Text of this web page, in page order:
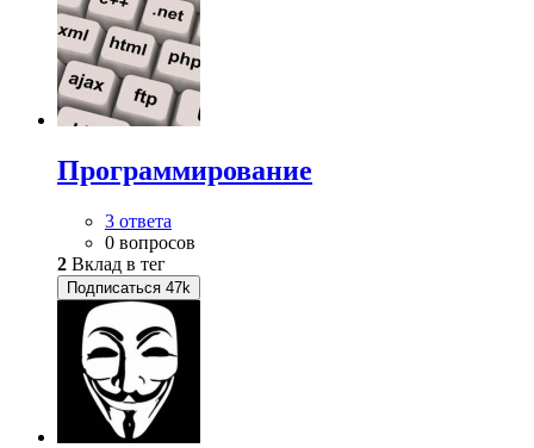
Программирование
3 ответа
0 вопросов
2 Вклад в тег
Подписаться 47k